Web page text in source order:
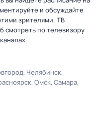
и обсуждайте
зрителями. ТВ
смотреть по телевизору
Челябинск
Омск Самара